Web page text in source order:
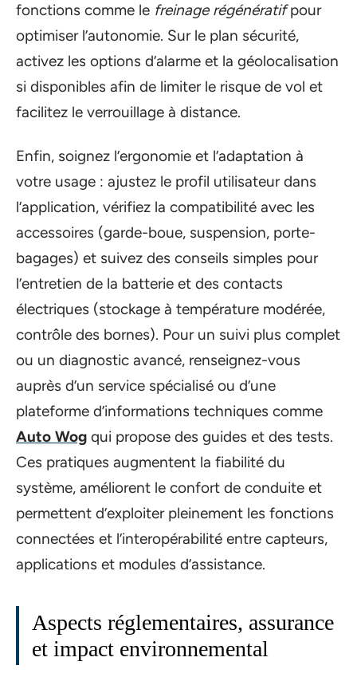
fonctions comme le freinage régénératifpour
optimiser l’autonomie. Sur le plan sécurité,
activez les options d’alarme et la géolocalisation
si disponibles afin de limiter le risque de vol et
facilitez le verrouillage à distance.
Enfin, soignez l’ergonomie et l’adaptation à
votre usage : ajustez le profil utilisateur dans
l’application, vérifiez la compatibilité avec les
accessoires (garde-boue, suspension, porte-
bagages) et suivez des conseils simples pour
l’entretien de la batterie et des contacts
électriques (stockage à température modérée,
contrôle des bornes). Pour un suivi plus complet
ou un diagnostic avancé, renseignez-vous
auprès d’un service spécialisé ou d’une
plateforme d’informations techniques comme
Auto Wog qui propose des guides et des tests.
Ces pratiques augmentent la fiabilité du
système, améliorent le confort de conduite et
permettent d’exploiter pleinement les fonctions
connectées et l’interopérabilité entre capteurs,
applications et modules d’assistance.
Aspects réglementaires, assurance
et impact environnemental